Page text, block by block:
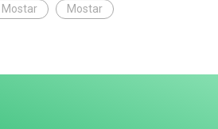
Mostar Mostar